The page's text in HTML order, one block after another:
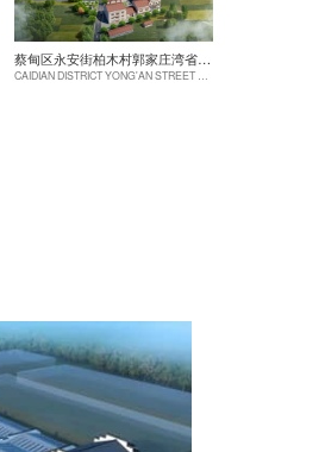
蔡甸区永安街柏木村郭家庄湾省级美丽乡村试点建设项目
CAIDIAN DISTRICT YONG'AN STREET CYPRESS VILLAGE GUOJIAZHUANG BAY PROVINCIAL BEAUTIFUL VILLAGE PILOT CONSTRUCTION PROJECT